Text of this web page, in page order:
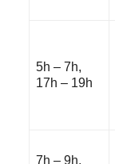
5h – 7h,
17h – 19h
7h – 9h,